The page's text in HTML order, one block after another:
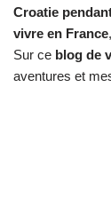
Croatie
vivre en France
Sur ce blog de
aventures et